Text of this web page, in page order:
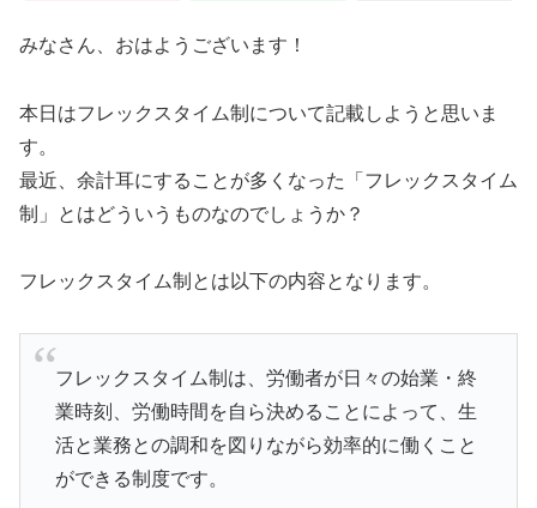
みなさん、おはようございます！
本日はフレックスタイム制について記載しようと思いま
す。
最近、余計耳にすることが多くなった「フレックスタイム
制」とはどういうものなのでしょうか？
フレックスタイム制とは以下の内容となります。
フレックスタイム制は、労働者が⽇々の始業・終
業時刻、労働時間を自ら決めることによって、⽣
活と業務との調和を図りながら効率的に働くこと
ができる制度です。